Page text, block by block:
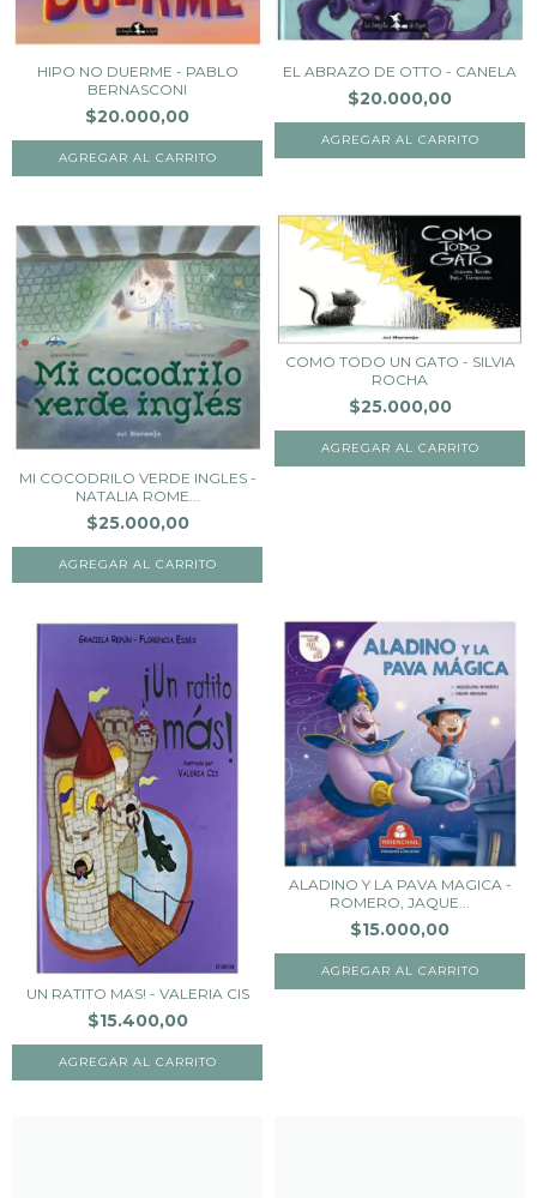
HIPO NO DUERME - PABLO
BERNASCONI
$20.000,00
EL ABRAZO DE OTTO - CANELA
$20.000,00
MI COCODRILO VERDE INGLES -
NATALIA ROME...
$25.000,00
COMO TODO UN GATO - SILVIA
ROCHA
$25.000,00
UN RATITO MAS! - VALERIA CIS
$15.400,00
ALADINO Y LA PAVA MAGICA -
ROMERO, JAQUE...
$15.000,00